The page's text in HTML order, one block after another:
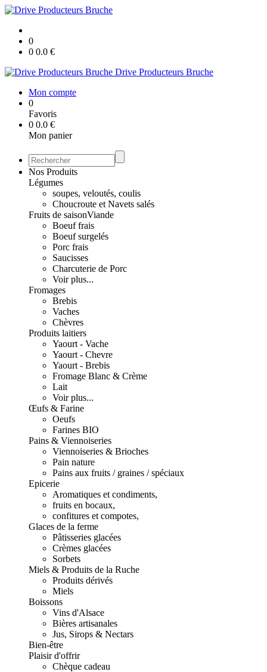
0
0 0.0 €
Drive Producteurs Bruche
Mon compte
0
Favoris
0 0.0 €
Mon panier
Nos Produits
Légumes
soupes, veloutés, coulis
Choucroute et Navets salés
Fruits de saisonViande
Boeuf frais
Boeuf surgelés
Porc frais
Saucisses
Charcuterie de Porc
Voir plus...
Fromages
Brebis
Vaches
Chèvres
Produits laitiers
Yaourt - Vache
Yaourt - Chevre
Yaourt - Brebis
Fromage Blanc & Crème
Lait
Voir plus...
Œufs & Farine
Oeufs
Farines BIO
Pains & Viennoiseries
Viennoiseries & Brioches
Pain nature
Pains aux fruits / graines / spéciaux
Epicerie
Aromatiques et condiments,
fruits en bocaux,
confitures et compotes,
Glaces de la ferme
Pâtisseries glacées
Crèmes glacées
Sorbets
Miels & Produits de la Ruche
Produits dérivés
Miels
Boissons
Vins d'Alsace
Bières artisanales
Jus, Sirops & Nectars
Bien-être
Plaisir d'offrir
Chèque cadeau